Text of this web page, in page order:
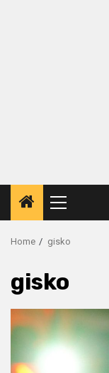
Primary
Menu
Home gisko
gisko